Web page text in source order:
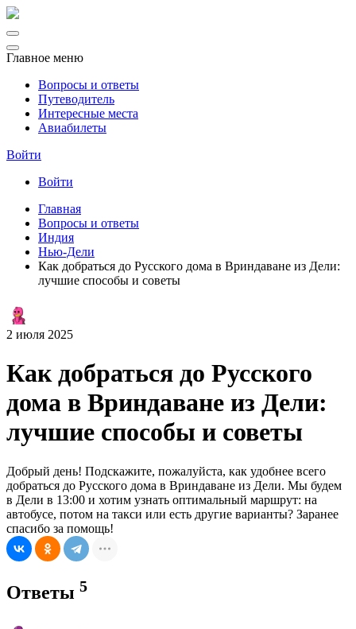
Главное меню
Вопросы и ответы
Путеводитель
Интересные места
Авиабилеты
Войти
Войти
Главная
Вопросы и ответы
Индия
Нью-Дели
Как добраться до Русского дома в Вриндаване из Дели:
лучшие способы и советы
2 июля 2025
Как добраться до Русского
дома в Вриндаване из Дели:
лучшие способы и советы
Добрый день! Подскажите, пожалуйста, как удобнее всего
добраться до Русского дома в Вриндаване из Дели. Мы будем
в Дели в 13:00 и хотим узнать оптимальный маршрут: на
автобусе, потом на такси или есть другие варианты? Заранее
спасибо за помощь!
Ответы 5